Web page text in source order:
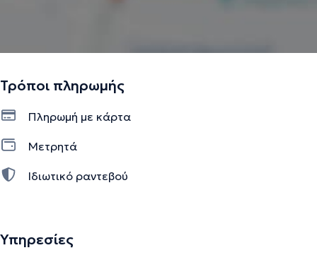
Τρόποι πληρωμής
Πληρωμή με κάρτα
Μετρητά
Ιδιωτικό ραντεβού
Υπηρεσίες